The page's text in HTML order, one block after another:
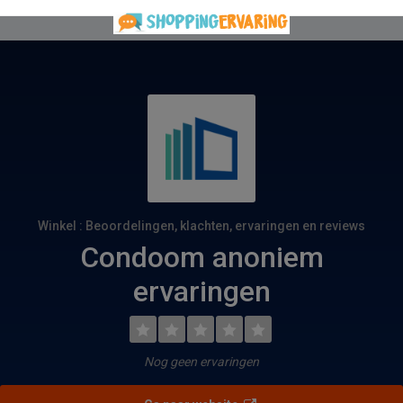
Winkel : Beoordelingen, klachten, ervaringen en reviews
Condoom anoniem
ervaringen
Nog geen ervaringen